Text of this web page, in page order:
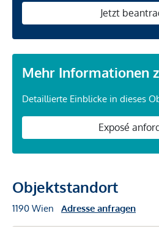
Jetzt
Mehr Informationen
Detaillierte Einblicke in dieses
Exposé
Objektstandort
1190 Wien Adresse anfragen